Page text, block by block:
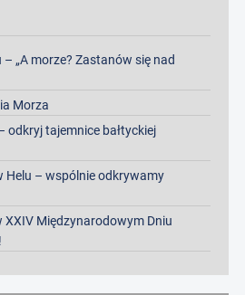
– „A morze? Zastanów się nad
Morza
odkryj tajemnice bałtyckiej
Helu – wspólnie odkrywamy
XXIV Międzynarodowym Dniu